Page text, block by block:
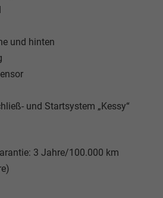
und hinten
und Startsystem „Kessy“
3 Jahre/100.000 km